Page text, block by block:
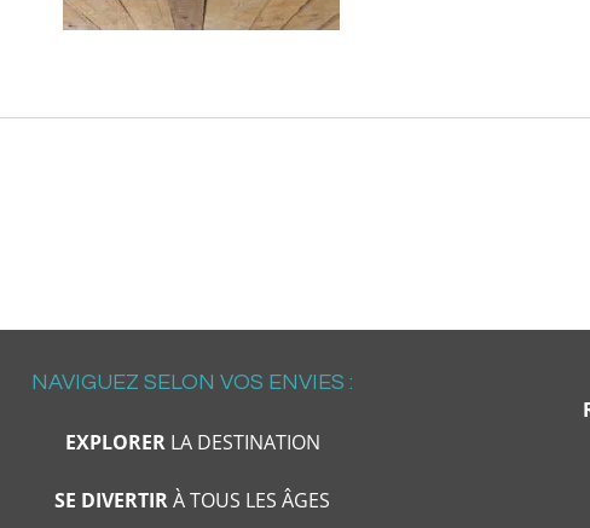
NAVIGUEZ SELON VOS ENVIES :
EXPLORERLA DESTINATION
SE DIVERTIRÀ TOUS LES ÂGES